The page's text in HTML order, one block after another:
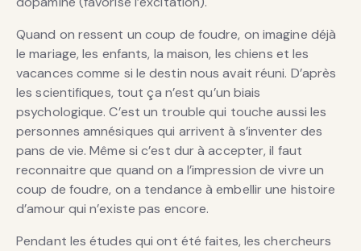
Quand on ressent un coup de foudre, on imagine déjà
le mariage, les enfants, la maison, les chiens et les
vacances comme si le destin nous avait réuni. D’après
les scientifiques, tout ça n’est qu’un biais
psychologique. C’est un trouble qui touche aussi les
personnes amnésiques qui arrivent à s’inventer des
pans de vie. Même si c’est dur à accepter, il faut
reconnaitre que quand on a l’impression de vivre un
coup de foudre, on a tendance à embellir une histoire
d’amour qui n’existe pas encore.
Pendant les études qui ont été faites, les chercheurs